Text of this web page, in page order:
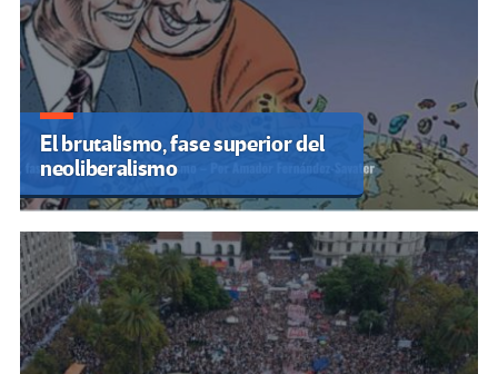
El brutalismo, fase superior del
neoliberalismo